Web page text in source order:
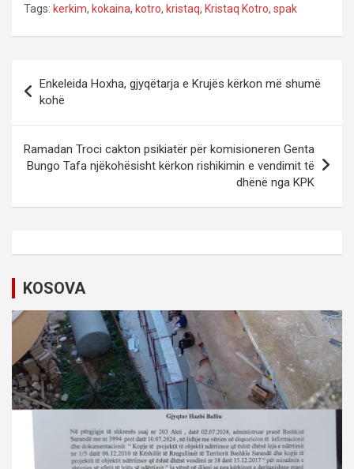
Tags: kerkim, kokaina, kotro, kristaq, Kristaq Kotro, spak
s
i
g
a
t
o
n
Enkeleida Hoxha, gjyqëtarja e Krujës kërkon më shumë
kohë
Ramadan Troci cakton psikiatër për komisioneren Genta
Bungo Tafa njëkohësisht kërkon rishikimin e vendimit të
dhënë nga KPK
KOSOVA